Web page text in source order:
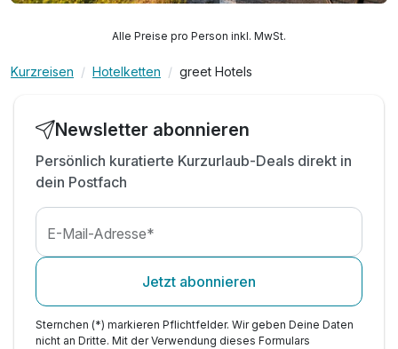
Alle Preise pro Person inkl. MwSt.
Kurzreisen Hotelketten greet Hotels
Newsletter abonnieren
Persönlich kuratierte Kurzurlaub-Deals direkt in
dein Postfach
E-Mail-Adresse*
Jetzt abonnieren
Sternchen (*) markieren Pflichtfelder. Wir geben Deine Daten
nicht an Dritte. Mit der Verwendung dieses Formulars